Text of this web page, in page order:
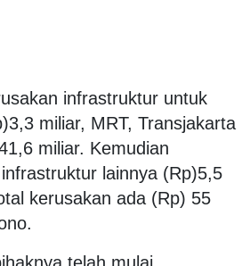
infrastruktur untuk
miliar, MRT, Transjakarta
miliar. Kemudian
lainnya (Rp)5,5
kerusakan ada (Rp) 55